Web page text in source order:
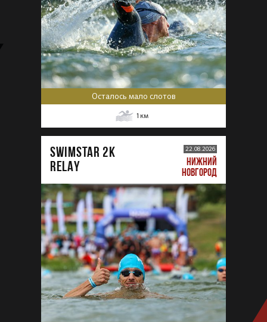
Осталось мало слотов
1 км
SWIMSTAR 2K
RELAY
22.08.2026
НИЖНИЙ
НОВГОРОД